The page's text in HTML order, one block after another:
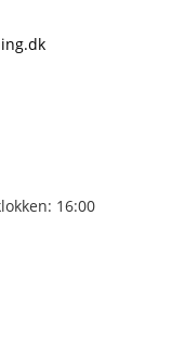
16:00